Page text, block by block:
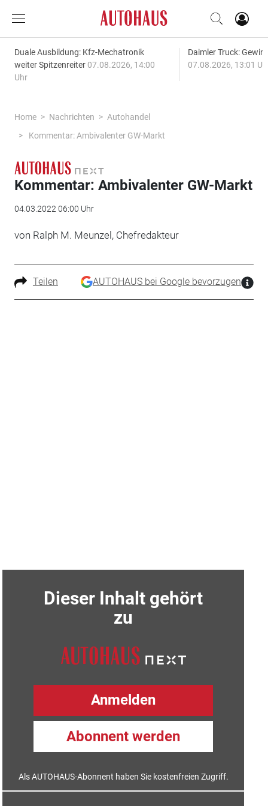
Duale Ausbildung: Kfz-Mechatronik
weiter Spitzenreiter 07.08.2026, 14:00
Uhr
Daimler Truck:
07.08.2026, 13:01
Home Nachrichten
Autohandel
Kommentar: Ambivalenter GW-Markt
Kommentar: Ambivalenter GW-Markt
04.03.2022 06:00 Uhr
von Ralph M. Meunzel, Chefredakteur
Teilen AUTOHAUS bei Google bevorzugen
Dieser Inhalt gehört
zu
Anmelden
Abonnent werden
Als AUTOHAUS-Abonnent haben Sie kostenfreien Zugriff.